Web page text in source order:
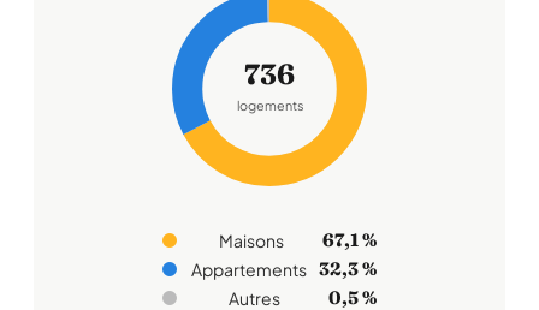
736
logements
Maisons 67,1 %
Appartements 32,3 %
Autres 0,5 %